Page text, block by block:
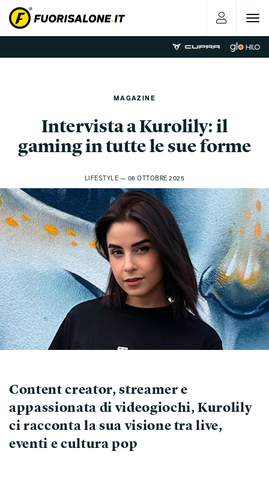
Toggle
MAGAZINE
Intervista a Kurolily: il
gaming in tutte le sue forme
LIFESTYLE — 06 OTTOBRE 2025
Content creator, streamer e
appassionata di videogiochi, Kurolily
ci racconta la sua visione tra live,
eventi e cultura pop